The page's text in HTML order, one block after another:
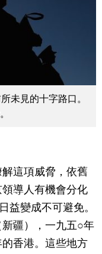
未見的十字路口。
這項威脅，依舊
導人有機會分化
益變成不可避免。
疆），一九五○年
香港。這些地方